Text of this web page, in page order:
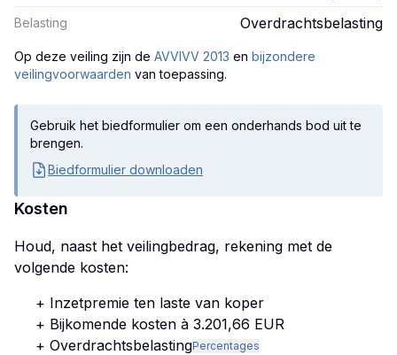
Belasting Overdrachtsbelasting
Op deze veiling zijn de AVVIVV 2013 en bijzondere
veilingvoorwaarden van toepassing.
Gebruik het biedformulier om een onderhands bod uit te
brengen.
Biedformulier downloaden
Kosten
Houd, naast het veilingbedrag, rekening met de
volgende kosten:
+ Inzetpremie ten laste van koper
+ Bijkomende kosten à 3.201,66 EUR
+ OverdrachtsbelastingPercentages